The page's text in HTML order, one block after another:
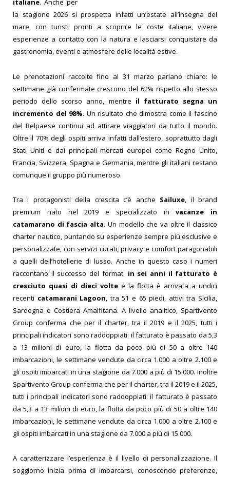
italiane. Anche per
la stagione 2026 si prospetta infatti un’estate all’insegna del
mare, con turisti pronti a scoprire le coste italiane, vivere
esperienze a contatto con la natura e lasciarsi conquistare da
gastronomia, eventi e atmosfere delle località estive.
Le prenotazioni raccolte fino al 31 marzo parlano chiaro: le
settimane già confermate crescono del 62% rispetto allo stesso
periodo dello scorso anno, mentre il fatturato segna un
incremento del 98%. Un risultato che dimostra come il fascino
del Belpaese continui ad attirare viaggiatori da tutto il mondo.
Oltre il 70% degli ospiti arriva infatti dall’estero, soprattutto dagli
Stati Uniti e dai principali mercati europei come Regno Unito,
Francia, Svizzera, Spagna e Germania, mentre gli italiani restano
comunque il gruppo più numeroso.
Tra i protagonisti della crescita c’è anche Sailuxe, il brand
premium nato nel 2019 e specializzato invacanze in
catamarano di fascia alta. Un modello che va oltre il classico
charter nautico, puntando su esperienze sempre più esclusive e
personalizzate, con servizi curati, privacy e comfort paragonabili
a quelli dell’hotellerie di lusso. Anche in questo caso i numeri
raccontano il successo del format: in sei anni il fatturato è
cresciuto quasi di dieci volte e la flotta è arrivata a undici
recenti catamarani Lagoon, tra 51 e 65 piedi, attivi tra Sicilia,
Sardegna e Costiera Amalfitana. A livello analitico, Spartivento
Group conferma che per il charter, tra il 2019 e il 2025, tutti i
principali indicatori sono raddoppiati: il fatturato è passato da 5,3
a 13 milioni di euro, la flotta da poco più di 50 a oltre 140
imbarcazioni, le settimane vendute da circa 1.000 a oltre 2.100 e
gli ospiti imbarcati in una stagione da 7.000 a più di 15.000. Inoltre
Spartivento Group conferma che per il charter, tra il 2019 e il 2025,
tutti i principali indicatori sono raddoppiati: il fatturato è passato
da 5,3 a 13 milioni di euro, la flotta da poco più di 50 a oltre 140
imbarcazioni, le settimane vendute da circa 1.000 a oltre 2.100 e
gli ospiti imbarcati in una stagione da 7.000 a più di 15.000.
A caratterizzare l’esperienza è il livello di personalizzazione. Il
soggiorno inizia prima di imbarcarsi, conoscendo preferenze,